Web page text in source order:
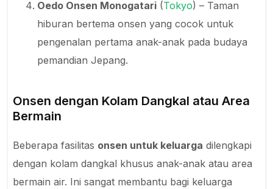
Oedo Onsen Monogatari (Tokyo) – Taman
hiburan bertema onsen yang cocok untuk
pengenalan pertama anak-anak pada budaya
pemandian Jepang.
Onsen dengan Kolam Dangkal atau Area
Bermain
Beberapa fasilitas onsen untuk keluarga dilengkapi
dengan kolam dangkal khusus anak-anak atau area
bermain air. Ini sangat membantu bagi keluarga